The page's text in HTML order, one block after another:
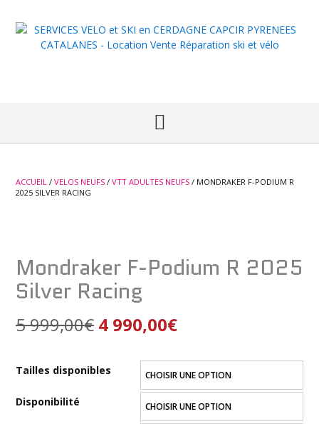
content
ACCUEIL / VELOS NEUFS / VTT ADULTES NEUFS / MONDRAKER F-PODIUM R
2025 SILVER RACING
Mondraker F-Podium R 2025
Silver Racing
5 999,00€ Le
initial
4 990,00€Le
actuel
est :
Tailles disponibles
Disponibilité